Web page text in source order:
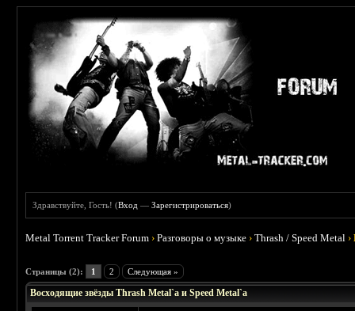
Здравствуйте, Гость! (Вход —Зарегистрироваться)
Metal Torrent Tracker Forum ›Разговоры о музыке ›Thrash / Speed Metal ›
Страницы (2): 1 2 Следующая »
Восходящие звёзды Thrash Metal`a и Speed Metal`a